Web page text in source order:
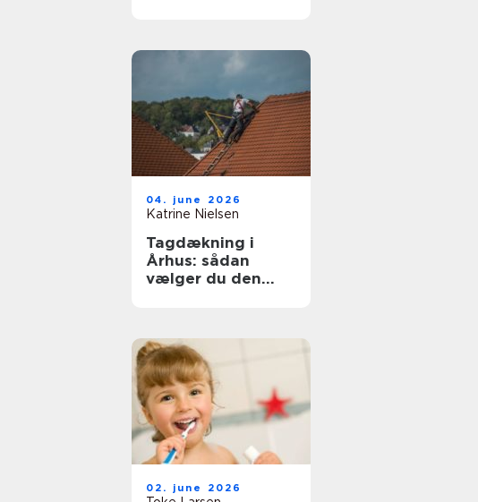
04. june 2026
Katrine Nielsen
Tagdækning i
Århus: sådan
vælger du den
02. june 2026